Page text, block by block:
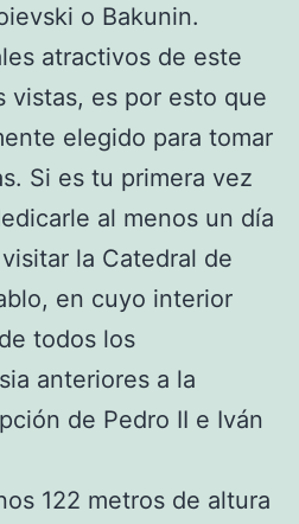
o Bakunin.
atractivos de este
vistas, es por esto que
elegido para tomar
Si es tu primera vez
al menos un día
la Catedral de
en cuyo interior
todos los
anteriores a la
de Pedro II e Iván
122 metros de altura